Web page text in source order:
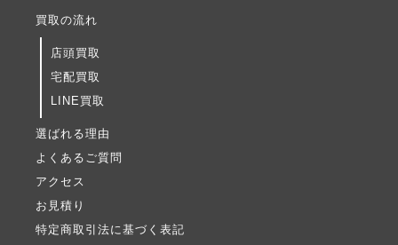
買取の流れ
店頭買取
宅配買取
LINE買取
選ばれる理由
よくあるご質問
アクセス
お見積り
特定商取引法に基づく表記